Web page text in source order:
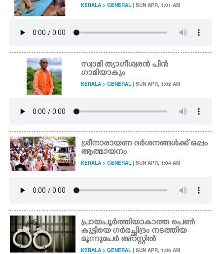
KERALA > GENERAL | SUN APR, 1:01 AM
സ്വാമി ത്യാഗീശ്വരൻ പിൻ
ഗാമിയാകും
KERALA > GENERAL | SUN APR, 1:02 AM
ശ്രീനാരായണ ദർശനങ്ങൾക്ക് ഒപ്പം
ആത്മായനം
KERALA > GENERAL | SUN APR, 1:04 AM
പ്രായപൂർത്തിയാകാത്ത പെൺ
കുട്ടിയെ ഗർഭച്ഛിദ്രം നടത്തിയ
മൂന്നുപേർ അറസ്റ്റിൽ
KERALA > GENERAL | SUN APR, 1:06 AM